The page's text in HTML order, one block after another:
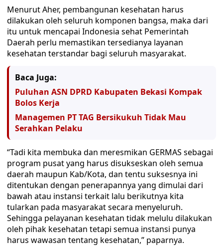
Menurut Aher, pembangunan kesehatan harus
dilakukan oleh seluruh komponen bangsa, maka dari
itu untuk mencapai Indonesia sehat Pemerintah
Daerah perlu memastikan tersedianya layanan
kesehatan terstandar bagi seluruh masyarakat.
Baca Juga:
Puluhan ASN DPRD Kabupaten Bekasi Kompak
Bolos Kerja
Managemen PT TAG Bersikukuh Tidak Mau
Serahkan Pelaku
“Tadi kita membuka dan meresmikan GERMAS sebagai
program pusat yang harus disukseskan oleh semua
daerah maupun Kab/Kota, dan tentu suksesnya ini
ditentukan dengan penerapannya yang dimulai dari
bawah atau instansi terkait lalu berikutnya kita
tularkan pada masyarakat secara menyeluruh.
Sehingga pelayanan kesehatan tidak melulu dilakukan
oleh pihak kesehatan tetapi semua instansi punya
harus wawasan tentang kesehatan,” paparnya.